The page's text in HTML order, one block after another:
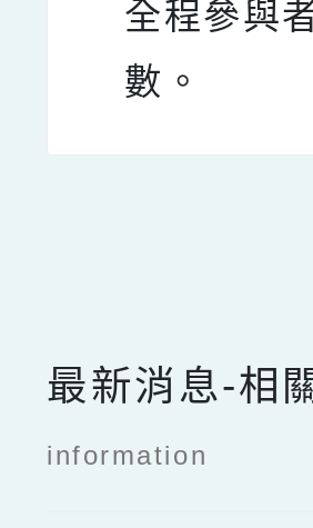
全程參與
數。
最新消息-相
information